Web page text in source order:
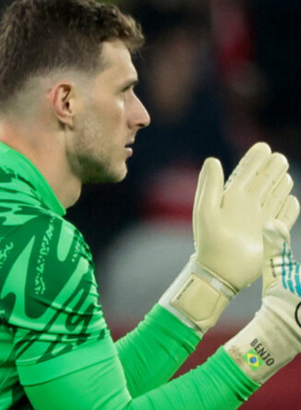
7 Agosto 2026
Il Genoa rifiuta un milione dal
Borussia Dortmund per il talento
Scaglione
7 Agosto 2026
Genoa, l’ex van ’t Schip riparte dalla
Nazionale: è il nuovo ct del
Kazakistan
7 Agosto 2026